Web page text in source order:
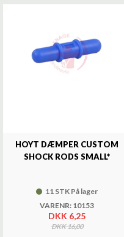
HOYT DÆMPER CUSTOM
SHOCK RODS SMALL*
11 STK På lager
VARENR: 10153
DKK 6,25
DKK 16,00